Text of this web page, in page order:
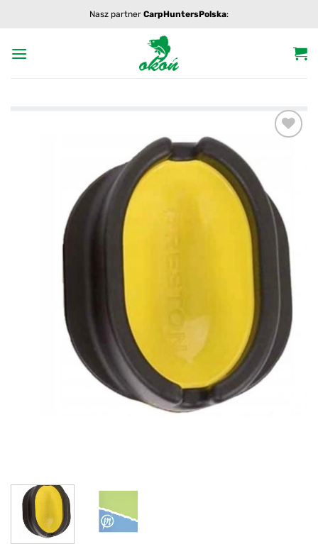
Nasz partner CarpHuntersPolska: